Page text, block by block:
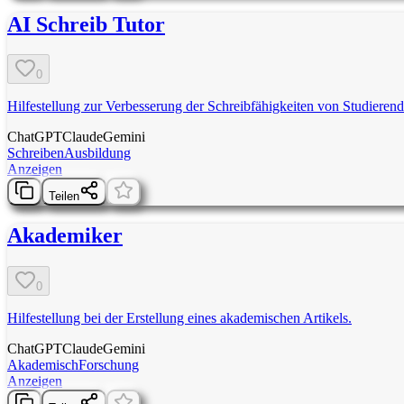
AI Schreib Tutor
0
Hilfestellung zur Verbesserung der Schreibfähigkeiten von
ChatGPTClaudeGemini
SchreibenAusbildung
Anzeigen
Teilen
Akademiker
0
Hilfestellung bei der Erstellung eines akademischen Artikels.
ChatGPTClaudeGemini
AkademischForschung
Anzeigen